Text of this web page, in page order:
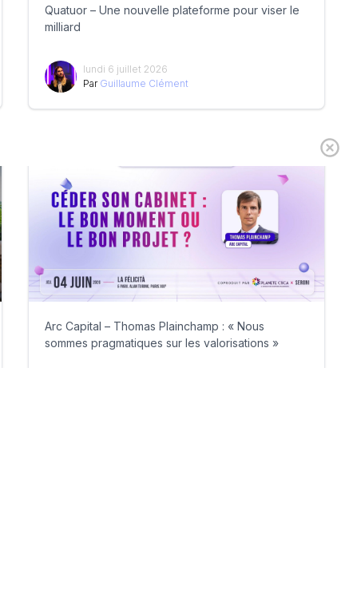
Quatuor – Une nouvelle plateforme pour viser le
milliard
lundi 6 juillet 2026
Par Guillaume Clément
Arc Capital – Thomas Plainchamp : « Nous
sommes pragmatiques sur les valorisations »